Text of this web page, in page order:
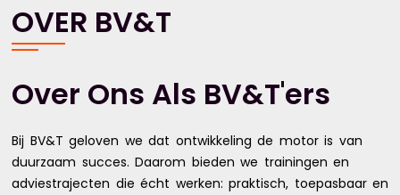
OVER BV&T
Over Ons Als BV&T'ers
Bij BV&T geloven we dat ontwikkeling de motor is van
duurzaam succes. Daarom bieden we trainingen en
adviestrajecten die écht werken: praktisch, toepasbaar en